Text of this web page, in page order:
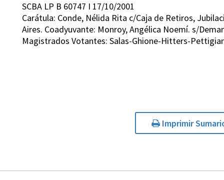
SCBA LP B 60747 I 17/10/2001
Carátula: Conde, Nélida Rita c/Caja de Retiros,
Aires. Coadyuvante: Monroy, Angélica Noemí. s/
Magistrados Votantes: Salas-Ghione-Hitters-
Imprimir